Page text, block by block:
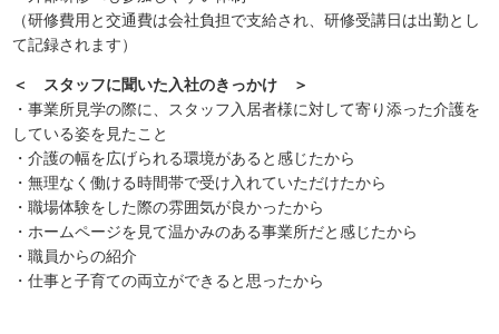
（研修費用と交通費は会社負担で支給され、研修受講日は出勤とし
て記録されます）
＜ スタッフに聞いた入社のきっかけ ＞
・事業所見学の際に、スタッフ入居者様に対して寄り添った介護を
している姿を見たこと
・介護の幅を広げられる環境があると感じたから
・無理なく働ける時間帯で受け入れていただけたから
・職場体験をした際の雰囲気が良かったから
・ホームページを見て温かみのある事業所だと感じたから
・職員からの紹介
・仕事と子育ての両立ができると思ったから